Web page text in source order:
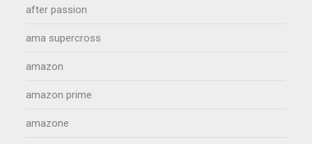
after passion
ama supercross
amazon
amazon prime
amazone